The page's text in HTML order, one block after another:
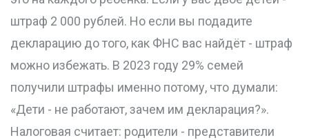
штраф 2 000 рублей. Но если вы подадите
декларацию до того, как ФНС вас найдёт - штраф
можно избежать. В 2023 году 29% семей
получили штрафы именно потому, что думали:
«Дети - не работают, зачем им декларация?».
Налоговая считает: родители - представители